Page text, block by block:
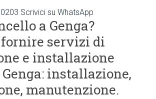
Scrivici su WhatsApp
a Genga?
fornire servizi di
e installazione
installazione,
manutenzione.